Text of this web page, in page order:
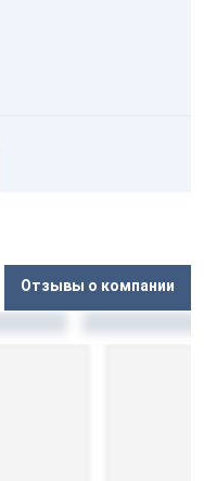
Отзывы о компании